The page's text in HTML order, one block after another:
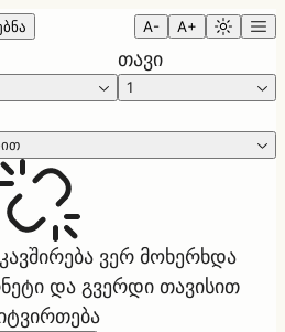
A- A+
თავი
1
ვერ მოხერხდა
და გვერდი თავისით